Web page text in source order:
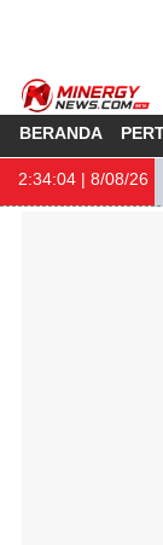
BERANDA
2:34:04 | 8/08/26